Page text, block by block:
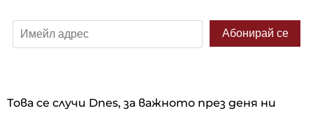
Това се случи Dnes, за важното през деня ни